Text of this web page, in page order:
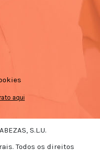
aqui
S.L.U.
Todos os direitos